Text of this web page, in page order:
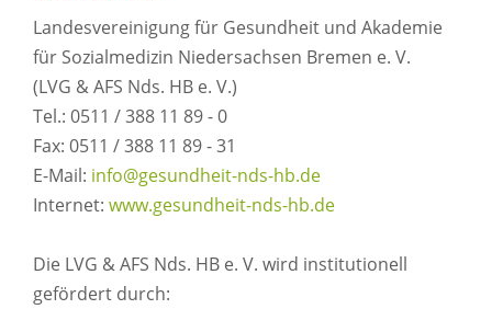
Landesvereinigung für Gesundheit und Akademie
für Sozialmedizin Niedersachsen Bremen e. V.
(LVG & AFS Nds. HB e. V.)
Tel.: 0511 / 388 11 89 - 0
Fax: 0511 / 388 11 89 - 31
E-Mail: info@gesundheit-nds-hb.de
Internet: www.gesundheit-nds-hb.de
Die LVG & AFS Nds. HB e. V. wird institutionell
gefördert durch: